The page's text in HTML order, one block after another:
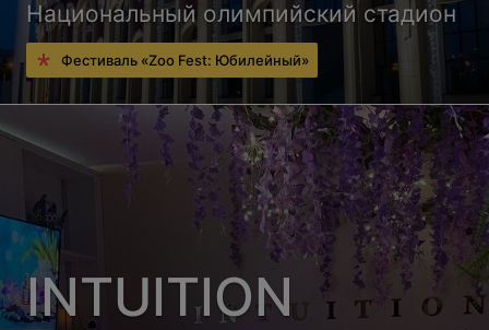
Национальный олимпийский стадион
Фестиваль «Zoo Fest: Юбилейный»
INTUITION